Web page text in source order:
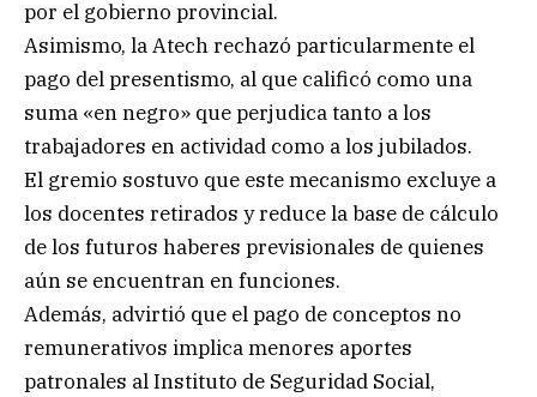
por el gobierno provincial.
Asimismo, la Atech rechazó particularmente el
pago del presentismo, al que calificó como una
suma «en negro» que perjudica tanto a los
trabajadores en actividad como a los jubilados.
El gremio sostuvo que este mecanismo excluye a
los docentes retirados y reduce la base de cálculo
de los futuros haberes previsionales de quienes
aún se encuentran en funciones.
Además, advirtió que el pago de conceptos no
remunerativos implica menores aportes
patronales al Instituto de Seguridad Social,